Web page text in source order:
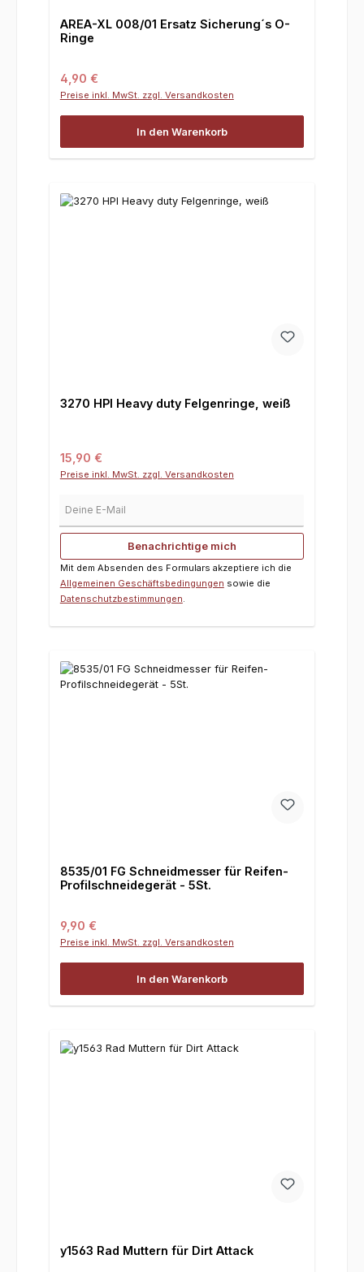
AREA-XL 008/01 Ersatz Sicherung´s O-
Ringe
Regulärer Preis:
4,90 €
Preise inkl. MwSt. zzgl. Versandkosten
In den Warenkorb
3270 HPI Heavy duty Felgenringe, weiß
Regulärer Preis:
15,90 €
Preise inkl. MwSt. zzgl. Versandkosten
Benachrichtige mich
Mit dem Absenden des Formulars akzeptiere ich die
Allgemeinen Geschäftsbedingungen sowie die
Datenschutzbestimmungen
8535/01 FG Schneidmesser für Reifen-
Profilschneidegerät - 5St.
Regulärer Preis:
9,90 €
Preise inkl. MwSt. zzgl. Versandkosten
In den Warenkorb
y1563 Rad Muttern für Dirt Attack